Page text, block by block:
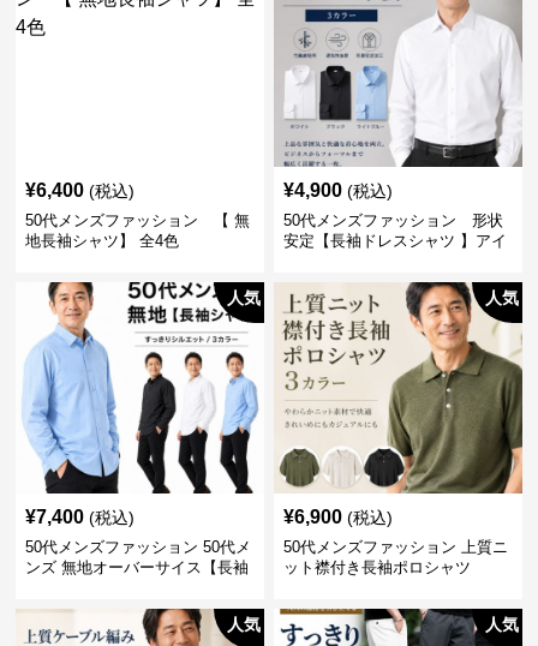
¥6,400 (税込)
50代メンズファッション 【 無
地長袖シャツ】 全4色
¥4,900 (税込)
50代メンズファッション 形状
安定【長袖ドレスシャツ 】アイ
人気
¥7,400 (税込)
50代メンズファッション 50代メ
ンズ 無地オーバーサイス【長袖
人気
¥6,900 (税込)
50代メンズファッション 上質ニ
ット襟付き長袖ポロシャツ
人気 人気